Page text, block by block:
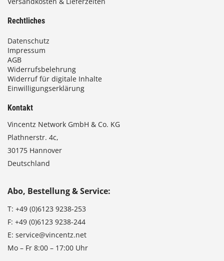
Rechtliches
Datenschutz
Impressum
AGB
Widerrufsbelehrung
Widerruf für digitale Inhalte
Einwilligungserklärung
Kontakt
Vincentz Network GmbH & Co. KG
Plathnerstr. 4c,
30175 Hannover
Deutschland
Abo, Bestellung & Service:
T: +49 (0)6123 9238-253
F: +49 (0)6123 9238-244
E: service@vincentz.net
Mo – Fr 8:00 – 17:00 Uhr